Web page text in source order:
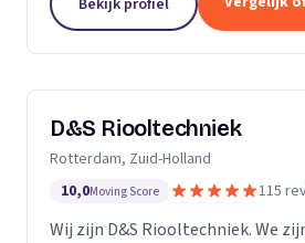
passionate...
Bekijk profiel
D&S Riooltechniek
Rotterdam, Zuid-Holland
10,0Moving Score 115
Wij zijn D&S Riooltechniek. We